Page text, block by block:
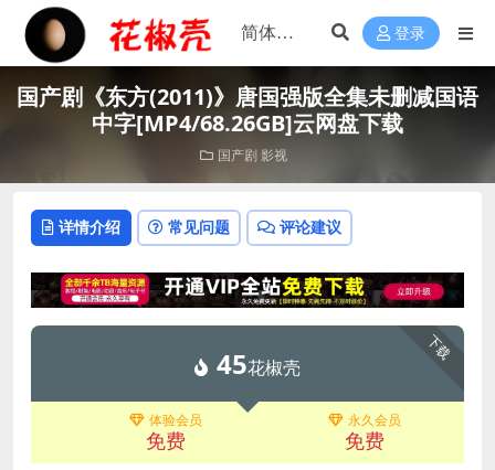
登录
国产剧《东方(2011)》唐国强版全集未删减国语
中字[MP4/68.26GB]云网盘下载
国产剧 影视
详情介绍 常见问题 评论建议
下载
45花椒壳
体验会员
免费
永久会员
免费